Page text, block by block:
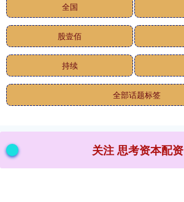
全国
股壹佰
持续
全部话题标签
关注 思考资本配资